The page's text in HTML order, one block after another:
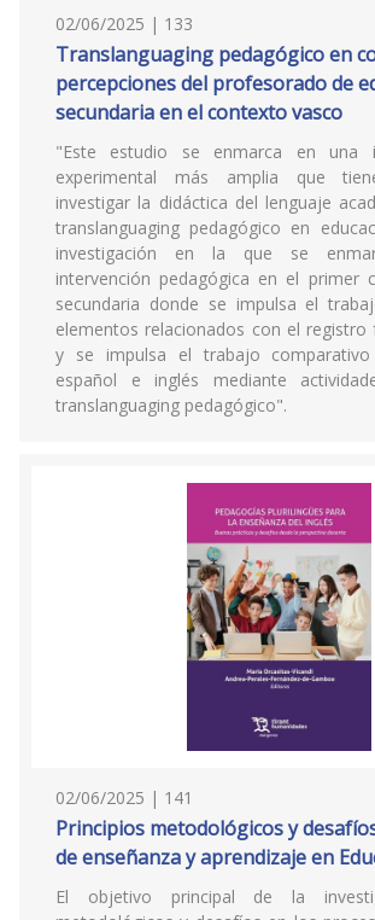
02/06/2025 | 133
Translanguaging pedagógico en
percepciones del profesorado de
secundaria en el contexto vasco
"Este estudio se enmarca en una
experimental más amplia que
investigar la didáctica del lenguaje
translanguaging pedagógico en
investigación en la que se
intervención pedagógica en el primer
secundaria donde se impulsa el
elementos relacionados con el registro
y se impulsa el trabajo
español e inglés mediante
translanguaging pedagógico".
02/06/2025 | 141
Principios metodológicos y
de enseñanza y aprendizaje en
El objetivo principal de la